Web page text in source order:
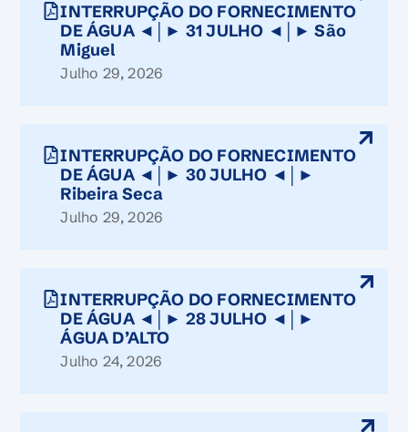
INTERRUPÇÃO DO FORNECIMENTO
DE ÁGUA ◄│► 31 JULHO ◄│► São
Miguel
Julho 29, 2026
INTERRUPÇÃO DO FORNECIMENTO
DE ÁGUA ◄│► 30 JULHO ◄│►
Ribeira Seca
Julho 29, 2026
INTERRUPÇÃO DO FORNECIMENTO
DE ÁGUA ◄│► 28 JULHO ◄│►
ÁGUA D’ALTO
Julho 24, 2026